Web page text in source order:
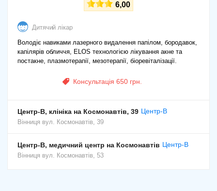
6,00
Дитячий лікар
Володіє навиками лазерного видалення папілом, бородавок,
капілярів обличчя, ELOS технологією лікування акне та
постакне, плазмотерапії, мезотерапії, біоревіталізації.
Консультація 650 грн.
Центр-В, клініка на Космонавтів, 39 Центр-В
Вінниця вул. Космонавтів, 39
Центр-В, медичний центр на Космонавтів Центр-В
Вінниця вул. Космонавтів, 53